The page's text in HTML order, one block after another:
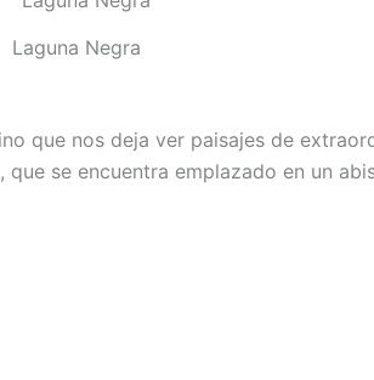
Laguna Negra
que nos deja ver paisajes de
se encuentra emplazado en un